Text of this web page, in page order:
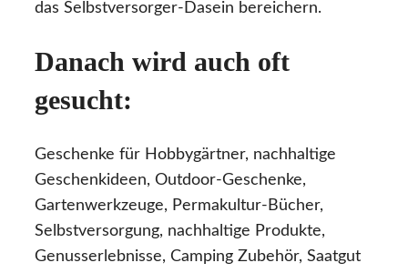
das Selbstversorger-Dasein bereichern.
Danach wird auch oft
gesucht:
Geschenke für Hobbygärtner, nachhaltige
Geschenkideen, Outdoor-Geschenke,
Gartenwerkzeuge, Permakultur-Bücher,
Selbstversorgung, nachhaltige Produkte,
Genusserlebnisse, Camping Zubehör, Saatgut